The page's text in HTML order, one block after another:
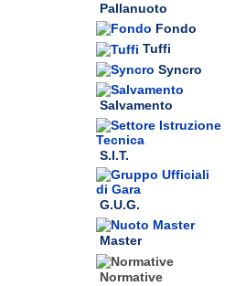
Pallanuoto
Fondo
Tuffi
Syncro
Salvamento
S.I.T.
G.U.G.
Master
Normative